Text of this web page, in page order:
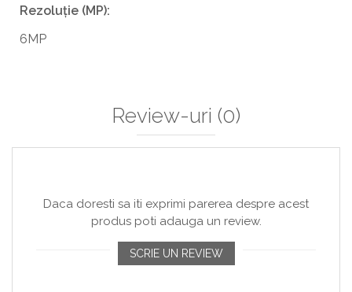
Rezoluție (MP):
6MP
Review-uri (0)
Daca doresti sa iti exprimi parerea despre acest
produs poti adauga un review.
SCRIE UN REVIEW